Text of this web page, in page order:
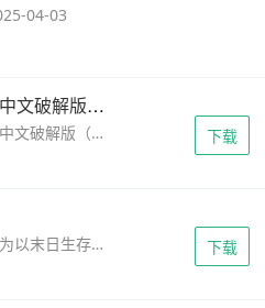
04-03
仙境传说紫罗兰中文破解版(Ragnarok Violet)
《仙境传说紫罗兰中文破解版（Ragnarok Violet）》是一款备受玩家喜爱的经典角色扮演类RPG手游，基于广受欢迎的PC版《仙境传说》改编而成。游戏以丰富的剧情、多样的玩法和精美的画风为核心... 下载
旭日之城官方版作为以末日生存为题材打造设计的策略战争mmo手游，汇聚大量士兵，带来不同的战车，可以自由改装升级，提升实力，建造防御建筑，共同发展，实时战斗，抵御外侵，... 下载